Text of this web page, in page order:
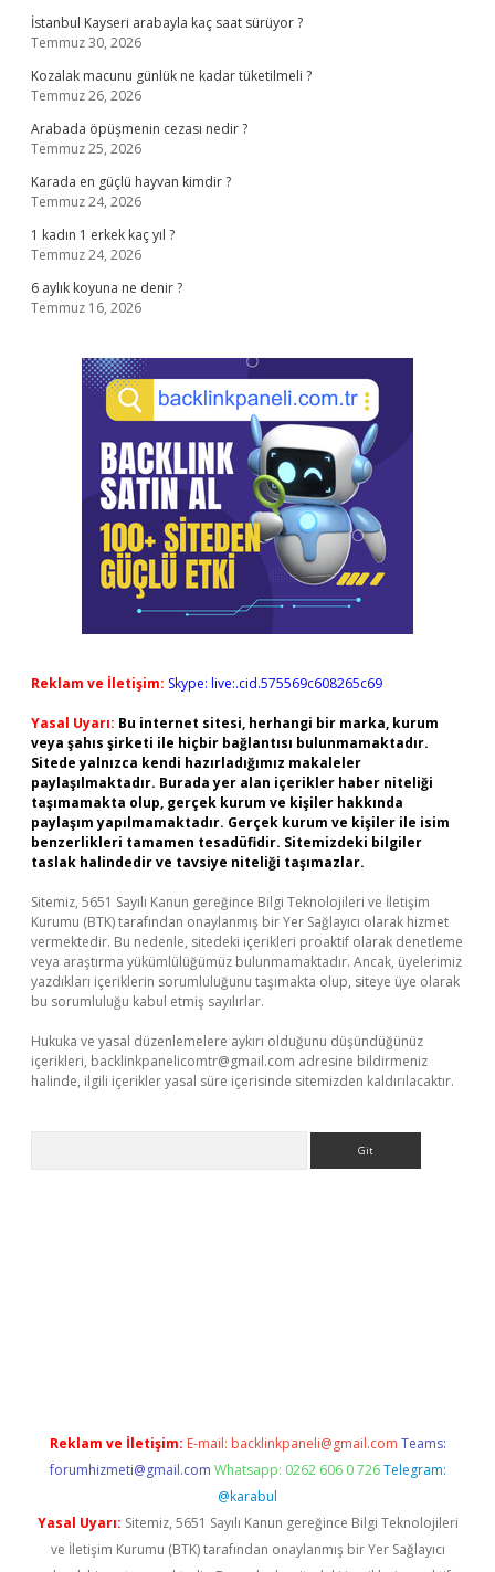
İstanbul Kayseri arabayla kaç saat sürüyor ?
Temmuz 30, 2026
Kozalak macunu günlük ne kadar tüketilmeli ?
Temmuz 26, 2026
Arabada öpüşmenin cezası nedir ?
Temmuz 25, 2026
Karada en güçlü hayvan kimdir ?
Temmuz 24, 2026
1 kadın 1 erkek kaç yıl ?
Temmuz 24, 2026
6 aylık koyuna ne denir ?
Temmuz 16, 2026
Reklam ve İletişim: Skype: live:.cid.575569c608265c69
Yasal Uyarı: Bu internet sitesi, herhangi bir marka, kurum
veya şahıs şirketi ile hiçbir bağlantısı bulunmamaktadır.
Sitede yalnızca kendi hazırladığımız makaleler
paylaşılmaktadır. Burada yer alan içerikler haber niteliği
taşımamakta olup, gerçek kurum ve kişiler hakkında
paylaşım yapılmamaktadır. Gerçek kurum ve kişiler ile isim
benzerlikleri tamamen tesadüfidir. Sitemizdeki bilgiler
taslak halindedir ve tavsiye niteliği taşımazlar.
Sitemiz, 5651 Sayılı Kanun gereğince Bilgi Teknolojileri ve İletişim
Kurumu (BTK) tarafından onaylanmış bir Yer Sağlayıcı olarak hizmet
vermektedir. Bu nedenle, sitedeki içerikleri proaktif olarak denetleme
veya araştırma yükümlülüğümüz bulunmamaktadır. Ancak, üyelerimiz
yazdıkları içeriklerin sorumluluğunu taşımakta olup, siteye üye olarak
bu sorumluluğu kabul etmiş sayılırlar.
Hukuka ve yasal düzenlemelere aykırı olduğunu düşündüğünüz
içerikleri, backlinkpanelicomtr@gmail.com adresine bildirmeniz
halinde, ilgili içerikler yasal süre içerisinde sitemizden kaldırılacaktır.
Reklam ve İletişim: E-mail: backlinkpaneli@gmail.com Teams:
forumhizmeti@gmail.com Whatsapp: 0262 606 0 726 Telegram:
@karabul
Yasal Uyarı: Sitemiz, 5651 Sayılı Kanun gereğince Bilgi Teknolojileri
ve İletişim Kurumu (BTK) tarafından onaylanmış bir Yer Sağlayıcı